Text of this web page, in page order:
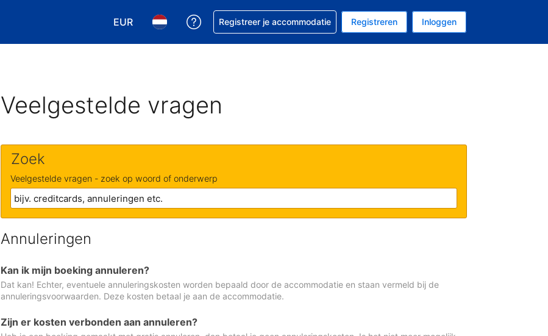
EUR
Kies je valuta. Je huidige valuta is EUR
Kies je taal. Je huidige taal is Nederlands
Krijg hulp bij je reservering
Registreer je accommodatie Registreren Inloggen
Veelgestelde vragen
Zoek
Veelgestelde vragen - zoek op woord of onderwerp
Annuleringen
Kan ik mijn boeking annuleren?
Dat kan! Echter, eventuele annuleringskosten worden bepaald door de accommodatie en staan vermeld bij de
annuleringsvoorwaarden. Deze kosten betaal je aan de accommodatie.
Zijn er kosten verbonden aan annuleren?